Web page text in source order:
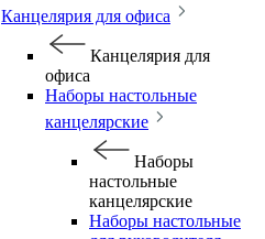
Канцелярия для офиса
Канцелярия для
офиса
Наборы настольные
канцелярские
Наборы
настольные
канцелярские
Наборы настольные